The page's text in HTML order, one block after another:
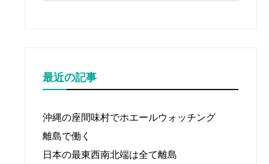
最近の記事
沖縄の座間味村でホエールウォッチング
離島で働く
日本の最東西南北端は全て離島